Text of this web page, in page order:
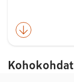
Kohokohdat